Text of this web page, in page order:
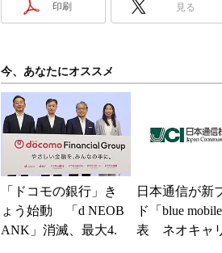
印刷 見る
今、あなたにオススメ
「ドコモの銀行」き
ょう始動 「d NEOB
ANK」消滅、最大4.
日本通信が新
ド「blue
表 ネオキャ